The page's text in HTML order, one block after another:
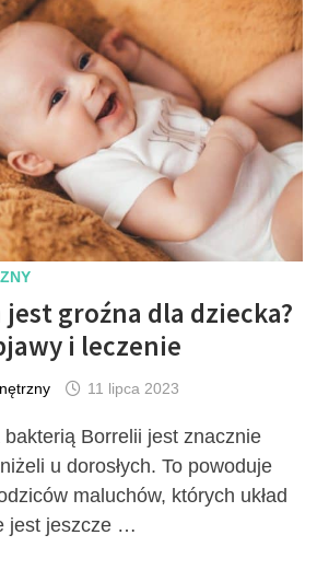
groźna dla dziecka?
i leczenie
11 lipca 2023
Borrelii jest znacznie
u dorosłych. To powoduje
maluchów, których układ
jest jeszcze …